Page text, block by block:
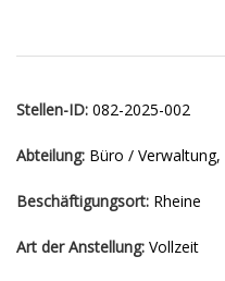
Stellen-ID: 082-2025-002
Abteilung: Büro / Verwaltung,
Beschäftigungsort: Rheine
Art der Anstellung: Vollzeit